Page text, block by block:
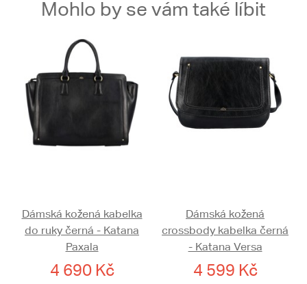
Mohlo by se vám také líbit
Dámská kožená kabelka
do ruky černá - Katana
Paxala
4 690 Kč
Dámská kožená
crossbody kabelka černá
- Katana Versa
4 599 Kč